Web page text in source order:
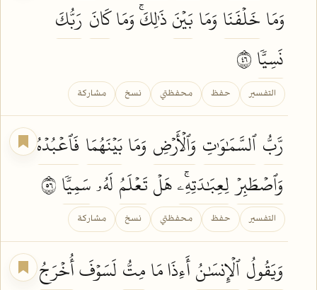
وَمَاخَلۡفَنَا وَمَا بَيۡنَذَٰلِكَۚ وَمَاكَانَ رَبُّكَ
نَسِيّٗا
التفسير حفظ محفظتي نسخ مشاركة
رَّبُّٱلسَّمَٰوَٰتِ وَٱلۡأَرۡضِ وَمَابَيۡنَهُمَا فَٱعۡبُدۡهُ
وَٱصۡطَبِرۡ لِعِبَٰدَتِهِۦۚهَلۡتَعۡلَمُ لَهُۥسَمِيّٗا
التفسير حفظ محفظتي نسخ مشاركة
وَيَقُولُٱلۡإِنسَٰنُأَءِذَا مَامِتُّ لَسَوۡفَأُخۡرَجُ